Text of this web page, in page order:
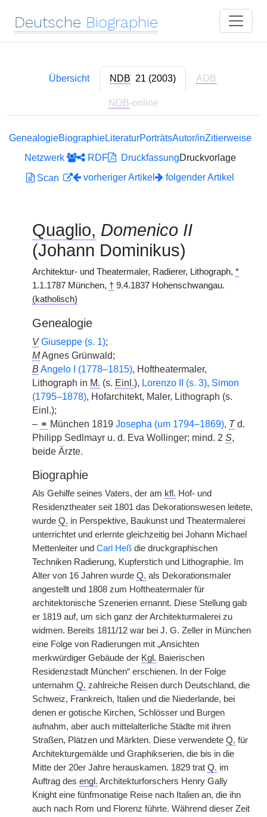
Deutsche Biographie
Übersicht NDB 21 (2003) ADB
NDB-online
GenealogieBiographieLiteraturPorträtsAutor/inZitierweise
Netzwerk
RDF DruckfassungDruckvorlage
Scan
vorheriger Artikel folgender Artikel
Quaglio, Domenico II
(Johann Dominikus)
Architektur- und Theatermaler, Radierer, Lithograph, *
1.1.1787 München, † 9.4.1837 Hohenschwangau.
(katholisch)
Genealogie
V Giuseppe (s. 1);
MAgnes Grünwald;
B Angelo I (1778–1815), Hoftheatermaler,
Lithograph in M. (s. Einl.), Lorenzo II (s. 3), Simon
(1795–1878), Hofarchitekt, Maler, Lithograph (s.
Einl.);
– ⚭ München 1819 Josepha (um 1794–1869), Td.
Philipp Sedlmayr u. d. Eva Wollinger; mind. 2 S,
beide Ärzte.
Biographie
Als Gehilfe seines Vaters, der am kfl. Hof- und
Residenztheater seit 1801 das Dekorationswesen leitete,
wurde Q. in Perspektive, Baukunst und Theatermalerei
unterrichtet und erlernte gleichzeitig bei Johann Michael
Mettenleiter und Carl Heß die druckgraphischen
Techniken Radierung, Kupferstich und Lithographie. Im
Alter von 16 Jahren wurde Q. als Dekorationsmaler
angestellt und 1808 zum Hoftheatermaler für
architektonische Szenerien ernannt. Diese Stellung gab
er 1819 auf, um sich ganz der Architekturmalerei zu
widmen. Bereits 1811/12 war bei J. G. Zeller in München
eine Folge von Radierungen mit „Ansichten
merkwürdiger Gebäude der Kgl. Baierischen
Residenzstadt München“ erschienen. In der Folge
unternahm Q. zahlreiche Reisen durch Deutschland, die
Schweiz, Frankreich, Italien und die Niederlande, bei
denen er gotische Kirchen, Schlösser und Burgen
aufnahm, aber auch mittelalterliche Städte mit ihren
Straßen, Plätzen und Märkten. Diese verwendete Q. für
Architekturgemälde und Graphikserien, die bis in die
Mitte der 20er Jahre herauskamen. 1829 trat Q. im
Auftrag des engl. Architekturforschers Henry Gally
Knight eine fünfmonatige Reise nach Italien an, die ihn
auch nach Rom und Florenz führte. Während dieser Zeit